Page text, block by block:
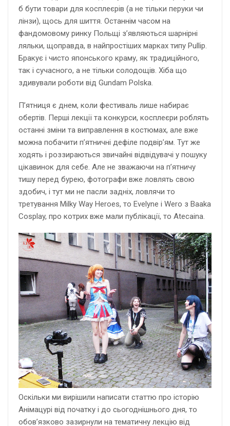
б бути товари для косплеєрів (а не тільки перуки чи
лінзи), щось для шиття. Останнім часом на
фандомовому ринку Польщі з’являються шарнірні
ляльки, щоправда, в найпростіших марках типу Pullip.
Бракує і чисто японського краму, як традиційного,
так і сучасного, а не тільки солодощів. Хіба що
здивували роботи від Gundam Polska.
П’ятниця є днем, коли фестиваль лише набирає
обертів. Перші лекції та конкурси, косплеєри роблять
останні зміни та виправлення в костюмах, але вже
можна побачити п’ятничні дефіле подвір’ям. Тут же
ходять і роззираються звичайні відвідувачі у пошуку
цікавинок для себе. Але не зважаючи на п’ятничу
тишу перед бурею, фотографи вже ловлять свою
здобич, і тут ми не пасли задніх, ловлячи то
третування Milky Way Heroes, то Evelyne i Wero з Baaka
Cosplay, про котрих вже мали публікації, то Atecaina.
Оскільки ми вирішили написати статтю про історію
Анімацурі від початку і до сьогоднішнього дня, то
обов’язково зазирнули на тематичну лекцію від